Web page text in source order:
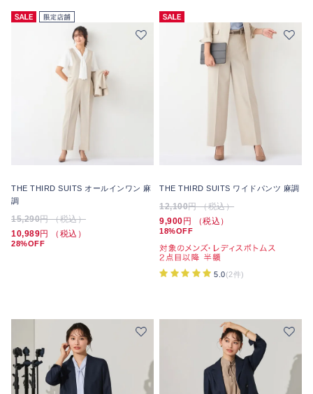
THE THIRD SUITS オールインワン 麻
調
15,290円 （税込）
10,989円 （税込）
28%OFF
THE THIRD SUITS ワイドパンツ 麻調
12,100円 （税込）
9,900 円 （税込）
18%OFF
5.0(2件)